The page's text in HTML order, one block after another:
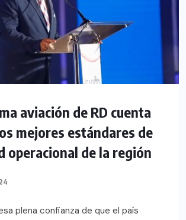
aviación de RD cuenta
mejores estándares de
operacional de la región
plena confianza de que el país